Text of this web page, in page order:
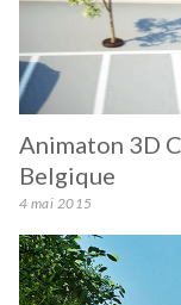
Animaton 3D
Belgique
4 mai 2015